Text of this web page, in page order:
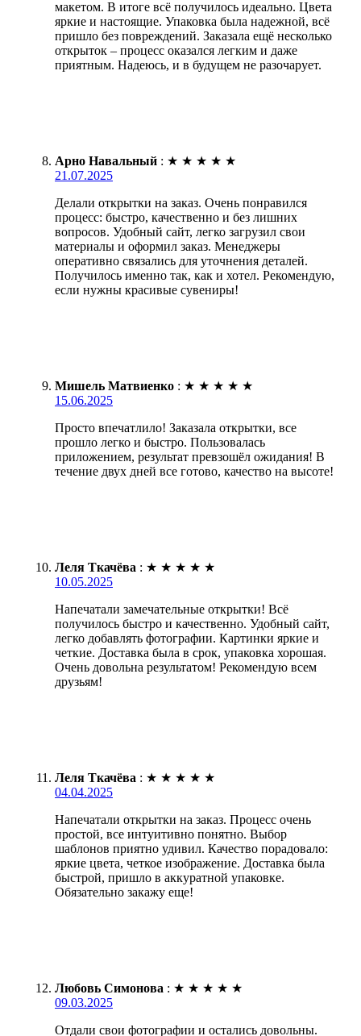
макетом. В итоге всё получилось идеально. Цвета
яркие и настоящие. Упаковка была надежной, всё
пришло без повреждений. Заказала ещё несколько
открыток – процесс оказался легким и даже
приятным. Надеюсь, и в будущем не разочарует.
Арно Навальный : ★ ★ ★ ★ ★
21.07.2025
Делали открытки на заказ. Очень понравился
процесс: быстро, качественно и без лишних
вопросов. Удобный сайт, легко загрузил свои
материалы и оформил заказ. Менеджеры
оперативно связались для уточнения деталей.
Получилось именно так, как и хотел. Рекомендую,
если нужны красивые сувениры!
Мишель Матвиенко : ★ ★ ★ ★ ★
15.06.2025
Просто впечатлило! Заказала открытки, все
прошло легко и быстро. Пользовалась
приложением, результат превзошёл ожидания! В
течение двух дней все готово, качество на высоте!
Леля Ткачёва : ★ ★ ★ ★ ★
10.05.2025
Напечатали замечательные открытки! Всё
получилось быстро и качественно. Удобный сайт,
легко добавлять фотографии. Картинки яркие и
четкие. Доставка была в срок, упаковка хорошая.
Очень довольна результатом! Рекомендую всем
друзьям!
Леля Ткачёва : ★ ★ ★ ★ ★
04.04.2025
Напечатали открытки на заказ. Процесс очень
простой, все интуитивно понятно. Выбор
шаблонов приятно удивил. Качество порадовало:
яркие цвета, четкое изображение. Доставка была
быстрой, пришло в аккуратной упаковке.
Обязательно закажу еще!
Любовь Симонова : ★ ★ ★ ★ ★
09.03.2025
Отдали свои фотографии и остались довольны.